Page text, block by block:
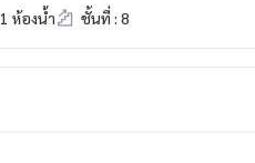
1 ห้องน้ำ ชั้นที่ : 8